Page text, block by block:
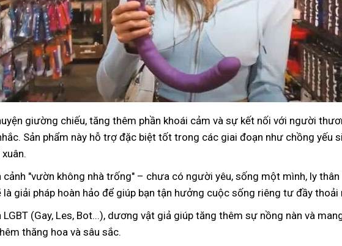
giường chiếu, tăng thêm phần khoái cảm và sự kết nối với người
Sản phẩm này hỗ trợ đặc biệt tốt trong các giai đoạn như chồng yếu
"vườn không nhà trống" – chưa có người yêu, sống một mình, ly
là giải pháp hoàn hảo để giúp bạn tận hưởng cuộc sống riêng tư đầy thoải
(Gay, Les, Bot...), dương vật giả giúp tăng thêm sự nồng nàn và
thăng hoa và sâu sắc.